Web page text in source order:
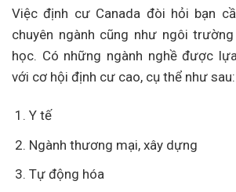
Việc định cư Canada đòi hỏi bạn
chuyên ngành cũng như ngôi
học. Có những ngành nghề được
với cơ hội định cư cao, cụ thể như sau:
Y tế
Ngành thương mại, xây dựng
Tự động hóa